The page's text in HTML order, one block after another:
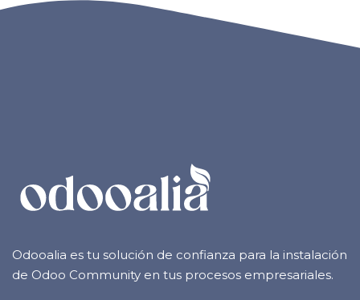
Odooalia es tu solución de confianza para la instalación
de Odoo Community en tus procesos empresariales.